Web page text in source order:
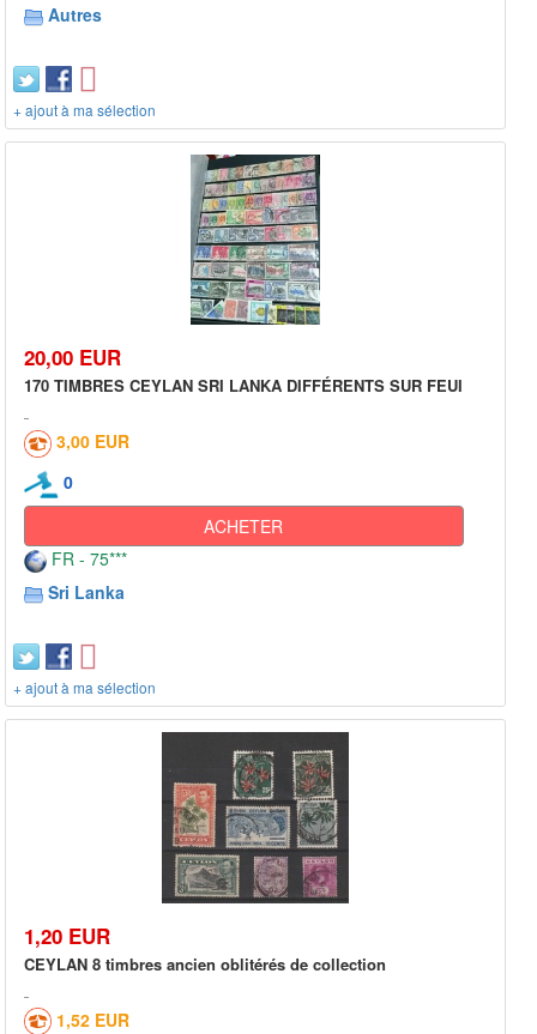
Autres
+ ajout à ma sélection
20,00 EUR
170 TIMBRES CEYLAN SRI LANKA DIFFÉRENTS SUR FEUI
3,00 EUR
0
ACHETER
FR - 75***
Sri Lanka
+ ajout à ma sélection
1,20 EUR
CEYLAN 8 timbres ancien oblitérés de collection
1,52 EUR